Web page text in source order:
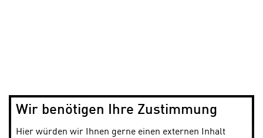
Wir benötigen Ihre Zustimmung
Hier würden wir Ihnen gerne einen externen Inhalt